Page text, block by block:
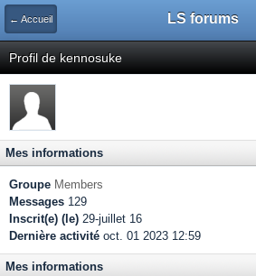
← Accueil LS forums
Profil de kennosuke
Mes informations
Groupe Members
Messages 129
Inscrit(e) (le) 29-juillet 16
Dernière activité oct. 01 2023 12:59
Mes informations